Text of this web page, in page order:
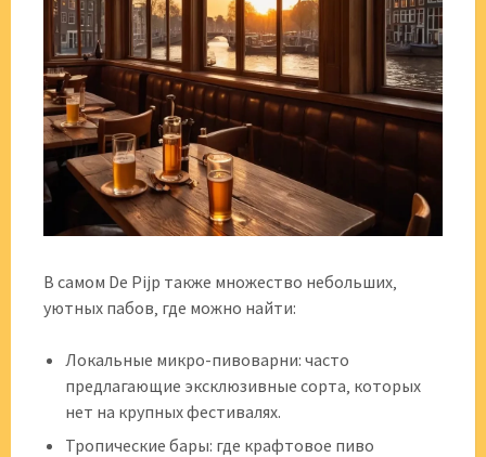
В самом De Pijp также множество небольших‚
уютных пабов‚ где можно найти:
Локальные микро-пивоварни: часто
предлагающие эксклюзивные сорта‚ которых
нет на крупных фестивалях.
Тропические бары: где крафтовое пиво